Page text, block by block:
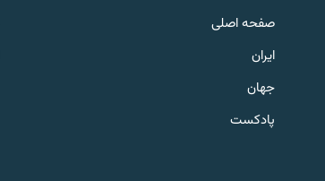
به ما بپیوندید
صفحه اصلی
ایران
جهان
پادکست